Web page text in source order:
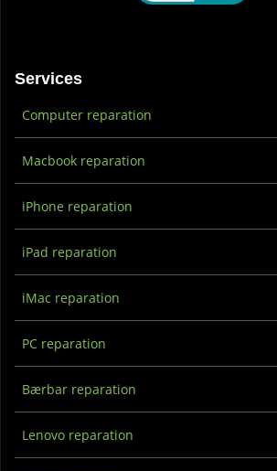
Services
Computer reparation
Macbook reparation
iPhone reparation
iPad reparation
iMac reparation
PC reparation
Bærbar reparation
Lenovo reparation